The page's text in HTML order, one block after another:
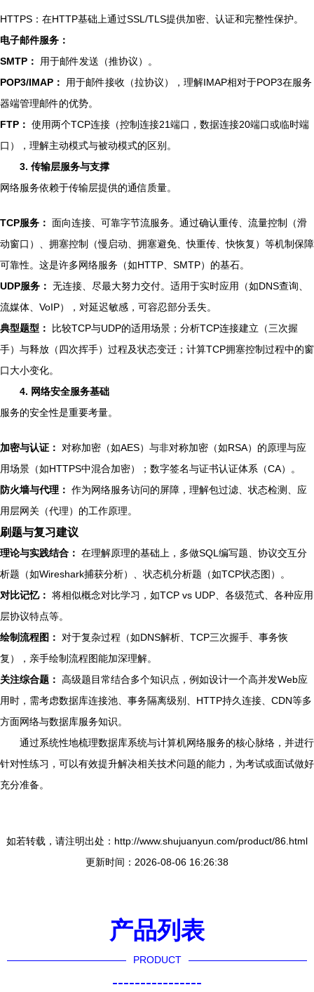
HTTPS：在HTTP基础上通过SSL/TLS提供加密、认证和完整性保护。
电子邮件服务：
SMTP：
用于邮件发送（推协议）。
POP3/IMAP：
用于邮件接收（拉协议），理解IMAP相对于POP3在服务
器端管理邮件的优势。
FTP： 使用两个TCP连接（控制连接21端口，数据连接20端口或临时端
口），理解主动模式与被动模式的区别。
3. 传输层服务与支撑
网络服务依赖于传输层提供的通信质量。
TCP服务： 面向连接、可靠字节流服务。通过确认重传、流量控制（滑
动窗口）、拥塞控制（慢启动、拥塞避免、快重传、快恢复）等机制保障
可靠性。这是许多网络服务（如HTTP、SMTP）的基石。
UDP服务： 无连接、尽最大努力交付。适用于实时应用（如DNS查询、
流媒体、VoIP），对延迟敏感，可容忍部分丢失。
典型题型：
比较TCP与UDP的适用场景；分析TCP连接建立（三次握
手）与释放（四次挥手）过程及状态变迁；计算TCP拥塞控制过程中的窗
口大小变化。
4. 网络安全服务基础
服务的安全性是重要考量。
加密与认证：
对称加密（如AES）与非对称加密（如RSA）的原理与应
用场景（如HTTPS中混合加密）；数字签名与证书认证体系（CA）。
防火墙与代理： 作为网络服务访问的屏障，理解包过滤、状态检测、应
用层网关（代理）的工作原理。
刷题与复习建议
理论与实践结合： 在理解原理的基础上，多做SQL编写题、协议交互分
析题（如Wireshark捕获分析）、状态机分析题（如TCP状态图）。
对比记忆： 将相似概念对比学习，如TCP vs UDP、各级范式、各种应用
层协议特点等。
绘制流程图：
对于复杂过程（如DNS解析、TCP三次握手、事务恢
复），亲手绘制流程图能加深理解。
关注综合题： 高级题目常结合多个知识点，例如设计一个高并发Web应
用时，需考虑数据库连接池、事务隔离级别、HTTP持久连接、CDN等多
方面网络与数据库服务知识。
通过系统性地梳理数据库系统与计算机网络服务的核心脉络，并进行
针对性练习，可以有效提升解决相关技术问题的能力，为考试或面试做好
充分准备。
如若转载，请注明出处：http://www.shujuanyun.com/product/86.html
更新时间：2026-08-06 16:26:38
产品列表
PRODUCT
----------------